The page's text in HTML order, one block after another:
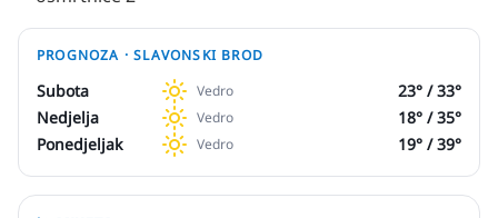
PROGNOZA ·SLAVONSKI BROD
Subota Vedro 23° /33°
Nedjelja
Vedro 18° /35°
Ponedjeljak
Vedro 19° /39°